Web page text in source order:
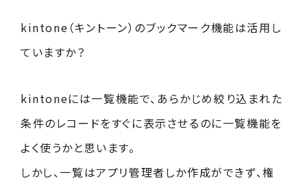
kintone（キントーン）のブックマーク機能は活用し
ていますか？
kintoneには一覧機能で、あらかじめ絞り込まれた
条件のレコードをすぐに表示させるのに一覧機能を
よく使うかと思います。
しかし、一覧はアプリ管理者しか作成ができず、権